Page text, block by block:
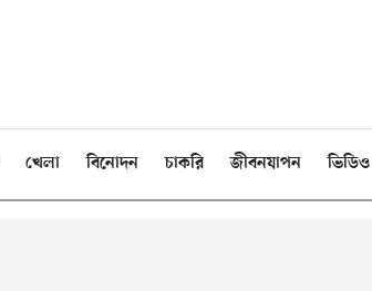
খেলা বিনোদন চাকরি জীবনযাপন ভিডিও